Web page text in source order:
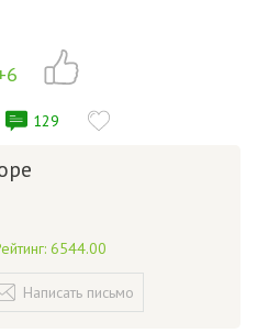
129
6544.00
Написать письмо